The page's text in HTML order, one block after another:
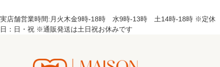
実店舗営業時間:月火木金9時-18時 水9時-13時 土14時-18時 ※定休
日：日・祝 ※通販発送は土日祝お休みです